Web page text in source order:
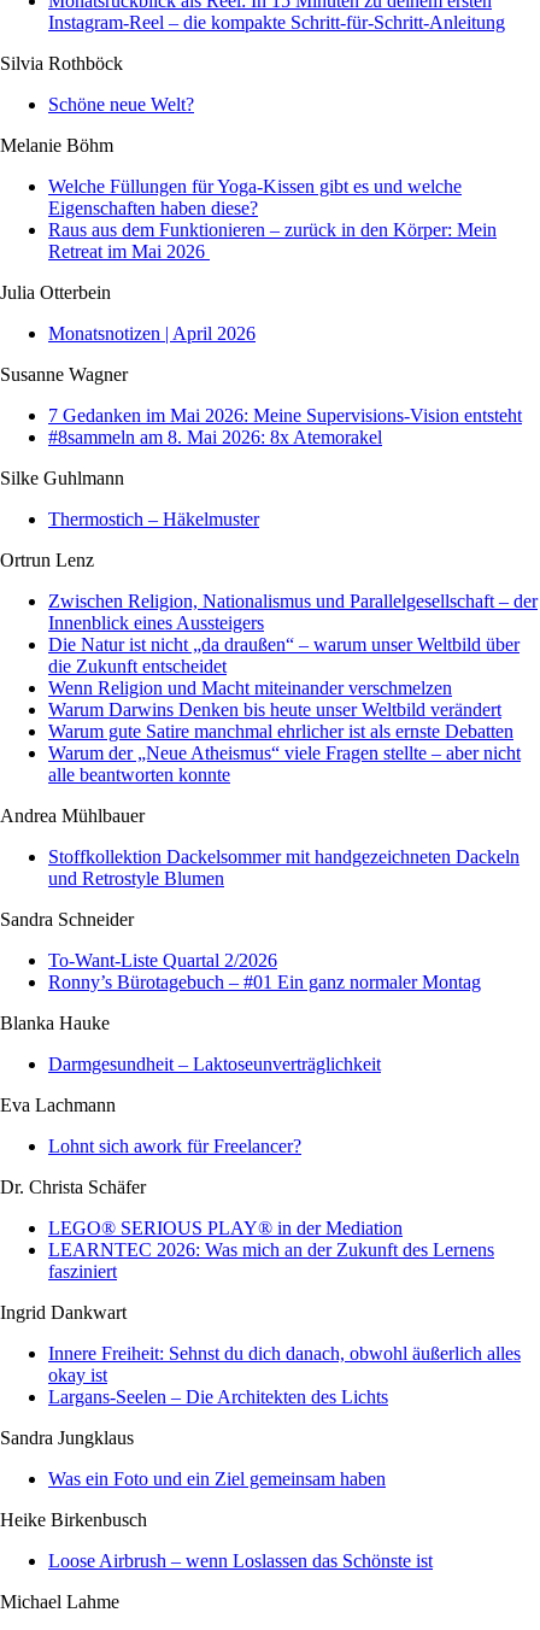
Instagram-Reel – die kompakte Schritt-für-Schritt-Anleitung
Silvia Rothböck
Schöne neue Welt?
Melanie Böhm
Welche Füllungen für Yoga-Kissen gibt es und welche
Eigenschaften haben diese?
Raus aus dem Funktionieren – zurück in den Körper: Mein
Retreat im Mai 2026
Julia Otterbein
Monatsnotizen | April 2026
Susanne Wagner
7 Gedanken im Mai 2026: Meine Supervisions-Vision entsteht
#8sammeln am 8. Mai 2026: 8x Atemorakel
Silke Guhlmann
Thermostich – Häkelmuster
Ortrun Lenz
Zwischen Religion, Nationalismus und Parallelgesellschaft – der
Innenblick eines Aussteigers
Die Natur ist nicht „da draußen“ – warum unser Weltbild über
die Zukunft entscheidet
Wenn Religion und Macht miteinander verschmelzen
Warum Darwins Denken bis heute unser Weltbild verändert
Warum gute Satire manchmal ehrlicher ist als ernste Debatten
Warum der „Neue Atheismus“ viele Fragen stellte – aber nicht
alle beantworten konnte
Andrea Mühlbauer
Stoffkollektion Dackelsommer mit handgezeichneten Dackeln
und Retrostyle Blumen
Sandra Schneider
To-Want-Liste Quartal 2/2026
Ronny’s Bürotagebuch – #01 Ein ganz normaler Montag
Blanka Hauke
Darmgesundheit – Laktoseunverträglichkeit
Eva Lachmann
Lohnt sich awork für Freelancer?
Dr. Christa Schäfer
LEGO® SERIOUS PLAY® in der Mediation
LEARNTEC 2026: Was mich an der Zukunft des Lernens
fasziniert
Ingrid Dankwart
Innere Freiheit: Sehnst du dich danach, obwohl äußerlich alles
okay ist
Largans-Seelen – Die Architekten des Lichts
Sandra Jungklaus
Was ein Foto und ein Ziel gemeinsam haben
Heike Birkenbusch
Loose Airbrush – wenn Loslassen das Schönste ist
Michael Lahme